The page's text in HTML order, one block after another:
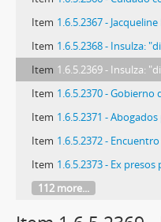
Item 1.6.5.2367 - Jacqueline
Item 1.6.5.2368 - Insulza:
Item 1.6.5.2369 - Insulza:
Item 1.6.5.2370 - Gobierno dará
Item 1.6.5.2371 - Abogados piden
Item 1.6.5.2372 -
Item 1.6.5.2373 - Ex presos
112 more...